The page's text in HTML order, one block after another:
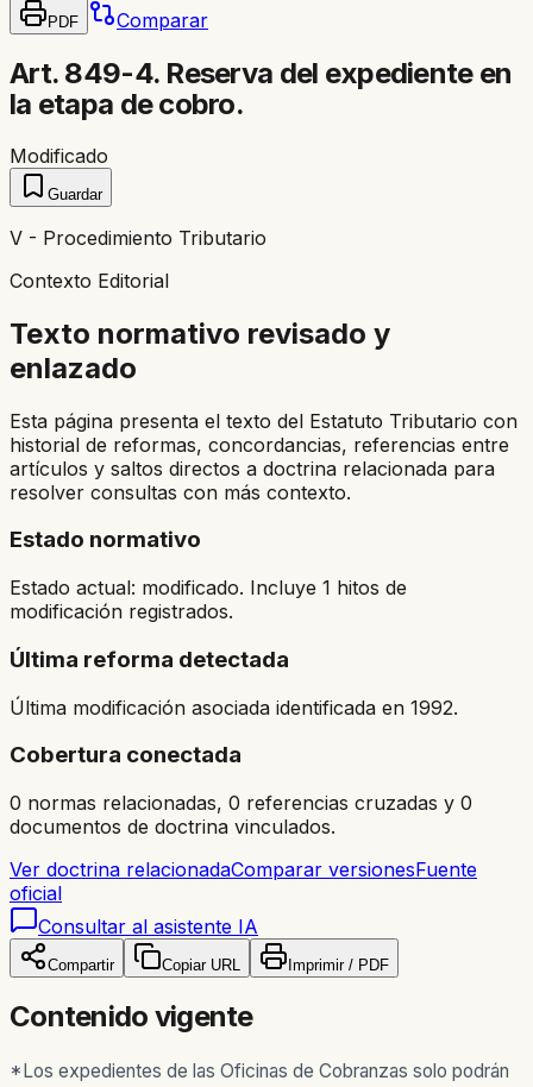
PDF Comparar
Art. 849-4. Reserva del expediente en
la etapa de cobro.
Modificado
Guardar
V - Procedimiento Tributario
Contexto Editorial
Texto normativo revisado y
enlazado
Esta página presenta el texto del Estatuto Tributario con
historial de reformas, concordancias, referencias entre
artículos y saltos directos a doctrina relacionada para
resolver consultas con más contexto.
Estado normativo
Estado actual: modificado. Incluye 1 hitos de
modificación registrados.
Última reforma detectada
Última modificación asociada identificada en 1992.
Cobertura conectada
0 normas relacionadas, 0 referencias cruzadas y 0
documentos de doctrina vinculados.
Ver doctrina relacionadaComparar versionesFuente
oficial
Consultar al asistente IA
Compartir Copiar URL Imprimir / PDF
Contenido vigente
*Los expedientes de las Oficinas de Cobranzas solo podrán